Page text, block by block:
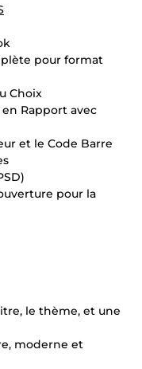
pour format
Choix
Rapport avec
et le Code Barre
pour la
le thème, et une
moderne et